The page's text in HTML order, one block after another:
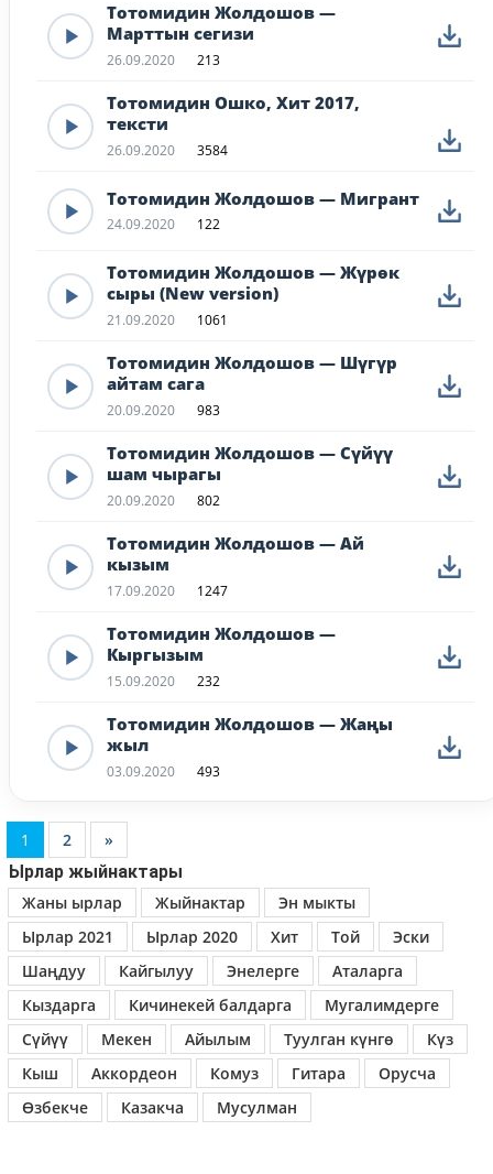
Тотомидин Жолдошов —
Марттын сегизи
26.09.2020 213
Тотомидин Ошко, Хит 2017,
тексти
26.09.2020 3584
Тотомидин Жолдошов — Мигрант
24.09.2020 122
Тотомидин Жолдошов — Жүрөк
сыры (New version)
21.09.2020 1061
Тотомидин Жолдошов — Шүгүр
айтам сага
20.09.2020 983
Тотомидин Жолдошов — Сүйүү
шам чырагы
20.09.2020 802
Тотомидин Жолдошов — Ай
кызым
17.09.2020 1247
Тотомидин Жолдошов —
Кыргызым
15.09.2020 232
Тотомидин Жолдошов — Жаңы
жыл
03.09.2020 493
1 2
»
Ырлар жыйнактары
Жаны ырлар
Жыйнактар
Эн мыкты
Ырлар 2021
Ырлар 2020 Хит Той
Эски
Шаңдуу
Кайгылуу Энелерге
Аталарга
Кыздарга
Кичинекей балдарга
Мугалимдерге
Сүйүү
Мекен Айылым Туулган күнгө
Күз
Кыш
Аккордеон Комуз Гитара
Орусча
Өзбекче
Казакча Мусулман